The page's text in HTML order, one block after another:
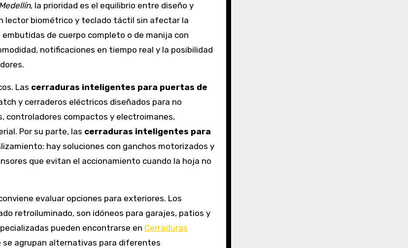
, la prioridad es el equilibrio entre diseño y
lector biométrico y teclado táctil sin afectar la
de cuerpo completo o de manija con
notificaciones en tiempo real y la posibilidad
Las cerraduras inteligentes para puertas de
y cerraderos eléctricos diseñados para no
controladores compactos y electroimanes,
Por su parte, las cerraduras inteligentes para
hay soluciones con ganchos motorizados y
que evitan el accionamiento cuando la hoja no
evaluar opciones para exteriores. Los
retroiluminado, son idóneos para garajes, patios y
pueden encontrarse en Cerraduras
se agrupan alternativas para diferentes